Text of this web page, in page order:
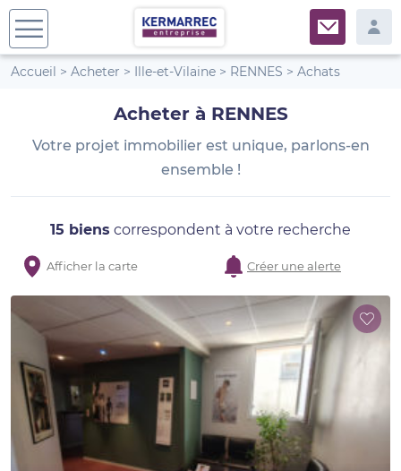
Accueil > Acheter > Ille-et-Vilaine > RENNES > Achats
Acheter à RENNES
Votre projet immobilier est unique, parlons-en
ensemble !
15 biens correspondent à votre recherche
Afficher la carte Créer une alerte